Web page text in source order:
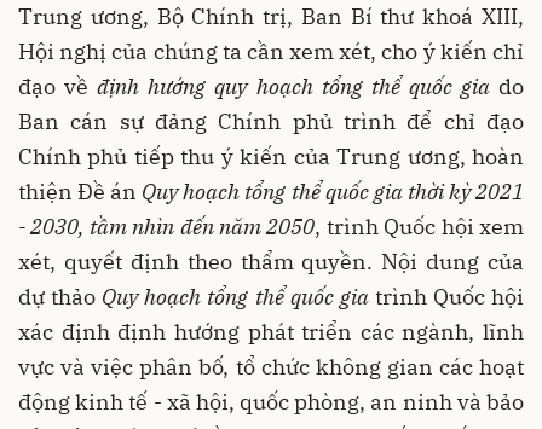
Trung ương, Bộ Chính trị, Ban Bí thư khoá XIII,
Hội nghị của chúng ta cần xem xét, cho ý kiến chỉ
đạo vềđịnh hướng quy hoạch tổng thể quốc giado
Ban cán sự đảng Chính phủ trình để chỉ đạo
Chính phủ tiếp thu ý kiến của Trung ương, hoàn
thiện Đề án Quy hoạch tổng thể quốc gia thời kỳ 2021
- 2030, tầm nhìn đến năm 2050, trình Quốc hội xem
xét, quyết định theo thẩm quyền. Nội dung của
dự thảo Quy hoạch tổng thể quốc giatrình Quốc hội
xác định định hướng phát triển các ngành, lĩnh
vực và việc phân bố, tổ chức không gian các hoạt
động kinh tế - xã hội, quốc phòng, an ninh và bảo